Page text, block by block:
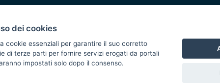
Responsabili di pubblicazione
2020 - Asse XI
dei cookies
cookie essenziali per garantire il suo corretto
di terze parti per fornire servizi erogati da portali
impostati solo dopo il consenso.